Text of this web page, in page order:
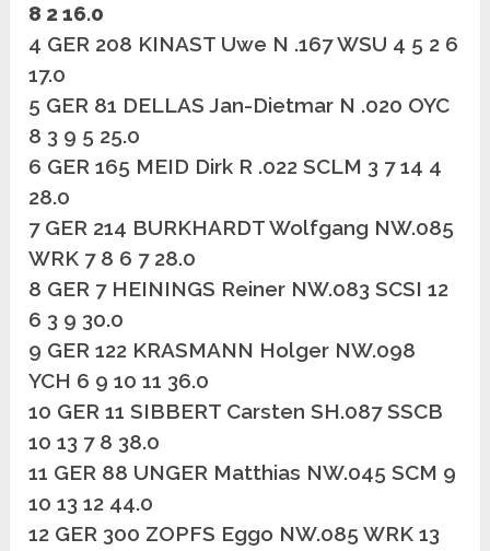
8 2 16.0
4 GER 208 KINAST Uwe N .167 WSU 4 5 2 6
17.0
5 GER 81 DELLAS Jan-Dietmar N .020 OYC
8 3 9 5 25.0
6 GER 165 MEID Dirk R .022 SCLM 3 7 14 4
28.0
7 GER 214 BURKHARDT Wolfgang NW.085
WRK 7 8 6 7 28.0
8 GER 7 HEININGS Reiner NW.083 SCSI 12
6 3 9 30.0
9 GER 122 KRASMANN Holger NW.098
YCH 6 9 10 11 36.0
10 GER 11 SIBBERT Carsten SH.087 SSCB
10 13 7 8 38.0
11 GER 88 UNGER Matthias NW.045 SCM 9
10 13 12 44.0
12 GER 300 ZOPFS Eggo NW.085 WRK 13